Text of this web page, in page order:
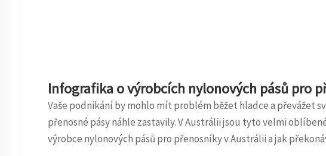
Infografika o výrobcích nylonových pásů pro
Vaše podnikání by mohlo mít problém běžet hladce a převážet
přenosné pásy náhle zastavily. V Austrálii jsou tyto velmi
výrobce nylonových pásů pro přenosníky v Austrálii a jak